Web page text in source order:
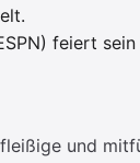
feiert sein
und